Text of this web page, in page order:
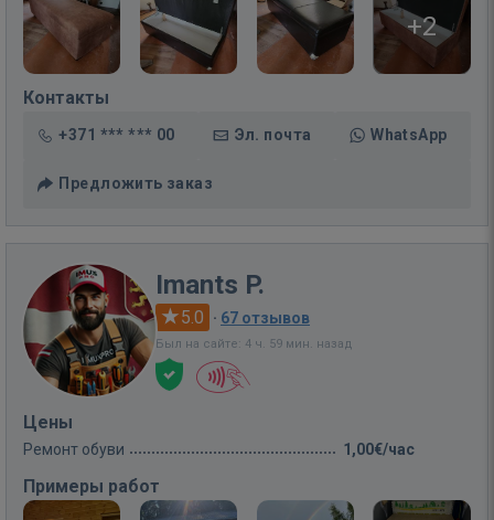
+2
Контакты
+371 *** *** 00 Эл. почта WhatsApp
Предложить заказ
Imants P.
5.0 · 67 отзывов
Был на сайте: 4 ч. 59 мин. назад
Цены
Ремонт обуви 1,00€/час
Примеры работ